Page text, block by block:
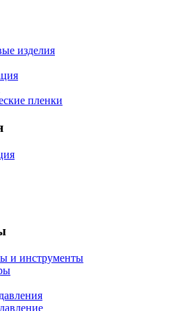
изделия
пленки
и инструменты